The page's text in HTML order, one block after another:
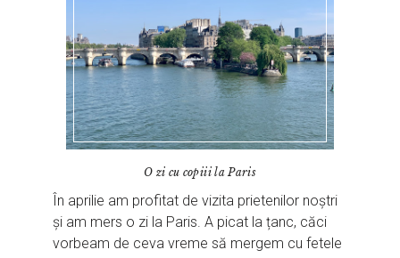
O zi cu copiii la Paris
În aprilie am profitat de vizita prietenilor noștri
și am mers o zi la Paris. A picat la țanc, căci
vorbeam de ceva vreme să mergem cu fetele